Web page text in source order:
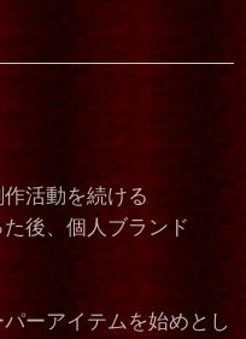
活動を続ける
後、個人ブランド
ーアイテムを始めとし